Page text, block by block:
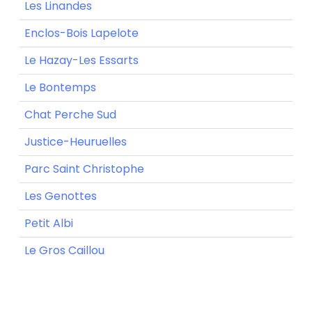
Les Linandes
Enclos-Bois Lapelote
Le Hazay-Les Essarts
Le Bontemps
Chat Perche Sud
Justice-Heuruelles
Parc Saint Christophe
Les Genottes
Petit Albi
Le Gros Caillou